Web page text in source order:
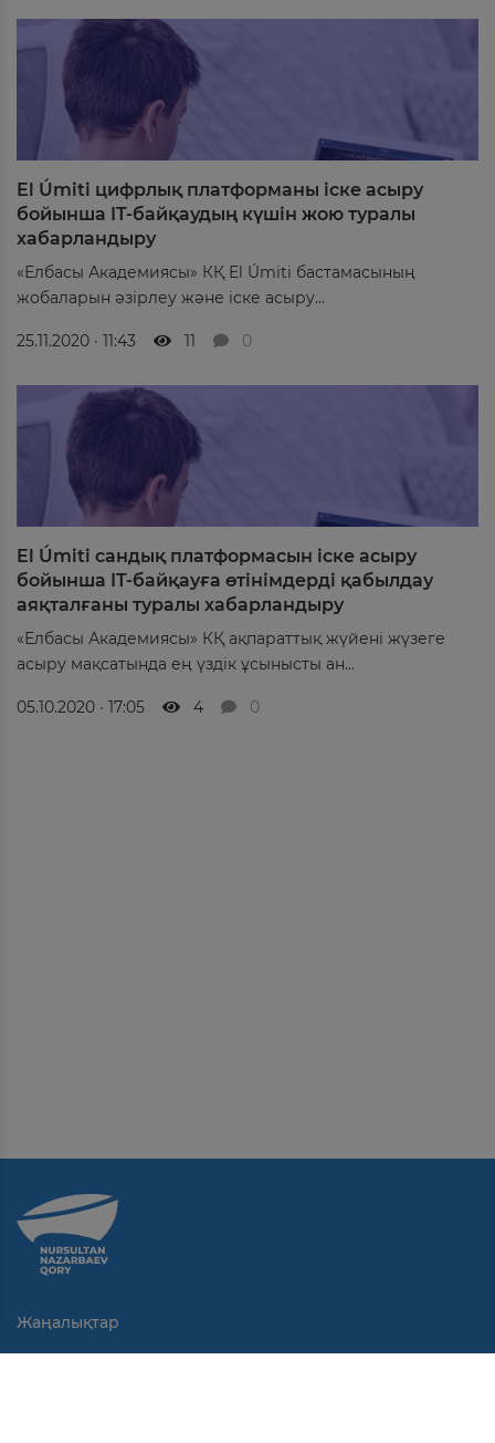
El Úmiti цифрлық платформаны іске асыру
бойынша IT-байқаудың күшін жою туралы
хабарландыру
«Елбасы Академиясы» КҚ El Úmiti бастамасының
жобаларын әзірлеу және іске асыру...
25.11.2020 · 11:43 11 0
El Úmiti сандық платформасын іске асыру
бойынша IT-байқауға өтінімдерді қабылдау
аяқталғаны туралы хабарландыру
«Елбасы Академиясы» КҚ ақпараттық жүйені жүзеге
асыру мақсатында ең үздік ұсынысты ан...
05.10.2020 · 17:05 4 0
Жаңалықтар